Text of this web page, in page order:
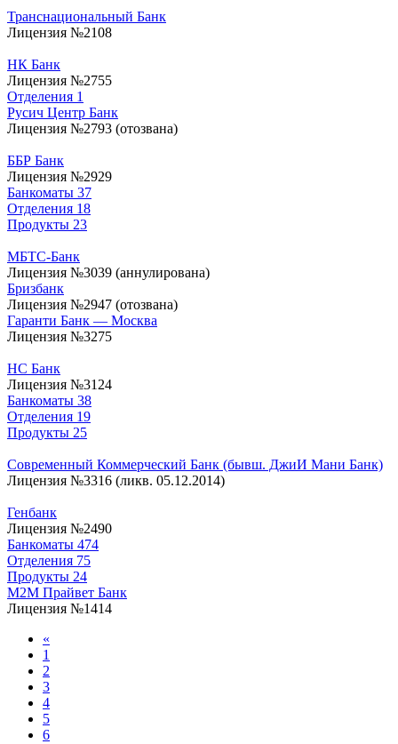
Транснациональный Банк
Лицензия №2108
НК Банк
Лицензия №2755
Отделения 1
Русич Центр Банк
Лицензия №2793 (отозвана)
ББР Банк
Лицензия №2929
Банкоматы 37
Отделения 18
Продукты 23
МБТС-Банк
Лицензия №3039 (аннулирована)
Бризбанк
Лицензия №2947 (отозвана)
Гаранти Банк — Москва
Лицензия №3275
НС Банк
Лицензия №3124
Банкоматы 38
Отделения 19
Продукты 25
Современный Коммерческий Банк (бывш. ДжиИ Мани Банк)
Лицензия №3316 (ликв. 05.12.2014)
Генбанк
Лицензия №2490
Банкоматы 474
Отделения 75
Продукты 24
М2М Прайвет Банк
Лицензия №1414
«
1
2
3
4
5
6